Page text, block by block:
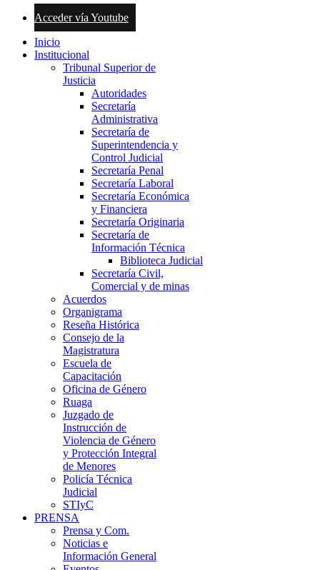
Acceder vía Youtube
Inicio
Institucional
Tribunal Superior de
Justicia
Autoridades
Secretaría
Administrativa
Secretaría de
Superintendencia y
Control Judicial
Secretaría Penal
Secretaría Laboral
Secretaría Económica
y Financiera
Secretaría Originaria
Secretaría de
Información Técnica
Biblioteca Judicial
Secretaría Civil,
Comercial y de minas
Acuerdos
Organigrama
Reseña Histórica
Consejo de la
Magistratura
Escuela de
Capacitación
Oficina de Género
Ruaga
Juzgado de
Instrucción de
Violencia de Género
y Protección Integral
de Menores
Policía Técnica
Judicial
STIyC
PRENSA
Prensa y Com.
Noticias e
Información General